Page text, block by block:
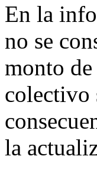
En la
no se
monto
colectivo
la